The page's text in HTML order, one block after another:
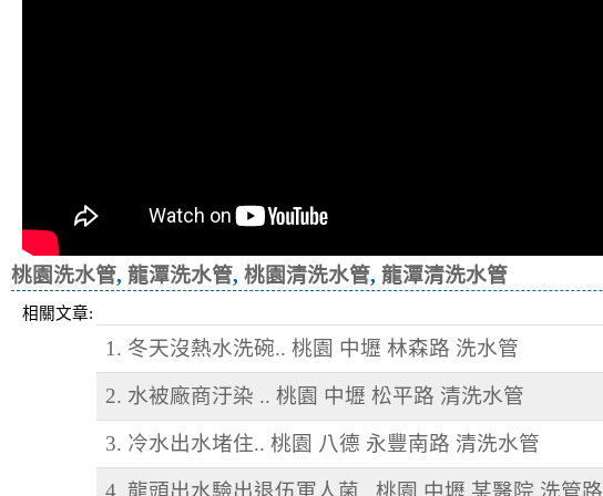
桃園洗水管, 龍潭洗水管, 桃園清洗水管, 龍潭清洗水管
相關文章:
1. 冬天沒熱水洗碗.. 桃園 中壢 林森路 洗水管
2. 水被廠商汙染 .. 桃園 中壢 松平路 清洗水管
3. 冷水出水堵住.. 桃園 八德 永豐南路 清洗水管
4. 龍頭出水驗出退伍軍人菌.. 桃園 中壢 某醫院 洗管路